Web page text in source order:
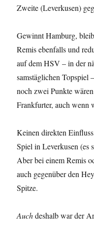
Zweite (Leverkusen)
Gewinnt Hamburg,
Remis ebenfalls und
auf dem HSV – in der
samstäglichen Topspiel
noch zwei Punkte
Frankfurter, auch wenn
Keinen direkten
Spiel in Leverkusen (es
Aber bei einem Remis
auch gegenüber den
Spitze.
Auchdeshalb war der